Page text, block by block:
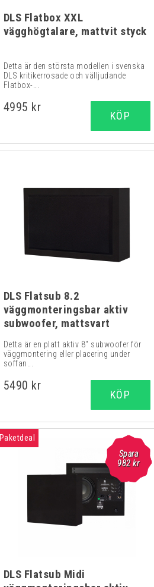
DLS Flatbox XXL
vägghögtalare, mattvit styck
Detta är den största modellen i svenska
DLS kritikerrosade och välljudande
Flatbox-...
4995 kr
KÖP
DLS Flatsub 8.2
väggmonteringsbar aktiv
subwoofer, mattsvart
Detta är en platt aktiv 8" subwoofer för
väggmontering eller placering under
soffan...
5490 kr
KÖP
Spara
982 kr
Paketdeal
DLS Flatsub Midi